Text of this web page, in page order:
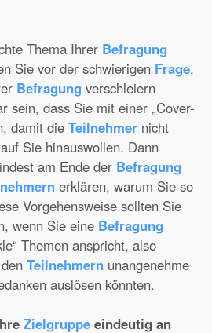
Thema Ihrer Befragung
Sie vor der schwierigen Frage,
Befragung verschleiern
sein, dass Sie mit einer „Cover-
damit die Teilnehmer nicht
Sie hinauswollen. Dann
am Ende der Befragung
erklären, warum Sie so
Vorgehensweise sollten Sie
wenn Sie eine Befragung
Themen anspricht, also
Teilnehmern unangenehme
auslösen könnten.
Zielgruppe eindeutig an